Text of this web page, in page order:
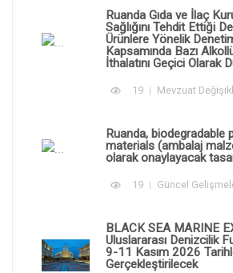
Ruanda Gıda ve İlaç
Sağlığını Tehdit Ettiği
Ürünlere Yönelik
Kapsamında Bazı
İthalatını Geçici Olarak
19 Mevzuat
Ruanda, biodegradable
materials (ambalaj
olarak onaylayacak
19 Güncel
BLACK SEA MARINE
Uluslararası Denizcilik
9-11 Kasım 2026
Gerçekleştirilecek